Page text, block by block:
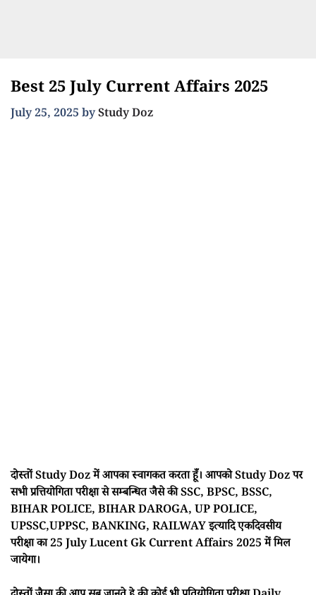
Best 25 July Current Affairs 2025
July 25, 2025 byStudy Doz
दोस्तों Study Doz में आपका स्वागकत करता हूँ। आपको Study Doz पर
सभी प्रत्तियोगिता परीक्षा से सम्बन्धित जैसे की SSC, BPSC, BSSC,
BIHAR POLICE, BIHAR DAROGA, UP POLICE,
UPSSC,UPPSC, BANKING, RAILWAY इत्यादि एकदिवसीय
परीक्षा का 25 July Lucent Gk Current Affairs 2025 में मिल
जायेगा।